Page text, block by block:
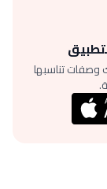
وصفات تناسبها